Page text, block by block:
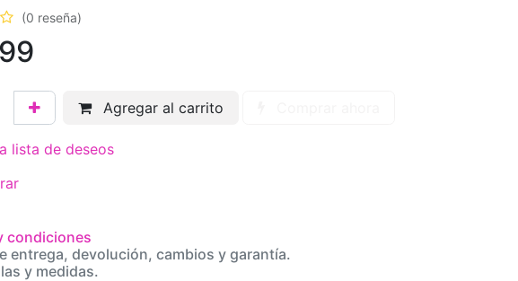
(0 reseña)
Agregar al carrito
lista de deseos
condiciones
entrega, devolución, cambios y garantía.
y medidas.